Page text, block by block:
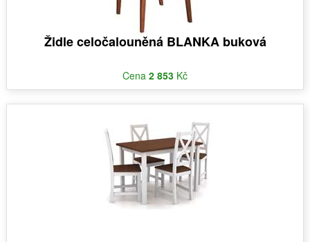
Židle celočalouněná BLANKA buková
Cena 2 853 Kč